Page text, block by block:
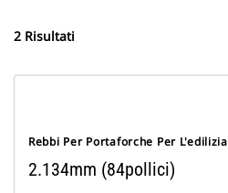
2 Risultati
Rebbi Per Portaforche Per L'edilizia
2.134mm (84pollici)